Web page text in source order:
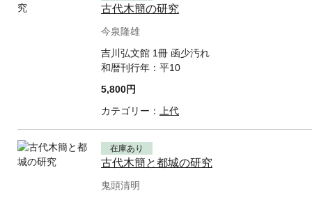
古代木簡の研究
今泉隆雄
吉川弘文館 1冊 函少汚れ
和暦刊行年： 平10
5,800円
カテゴリー： 上代
在庫あり
古代木簡と都城の研究
鬼頭清明